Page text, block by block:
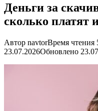
Деньги за
сколько платят
Автор navtorВремя чтения
23.07.2026Обновлено